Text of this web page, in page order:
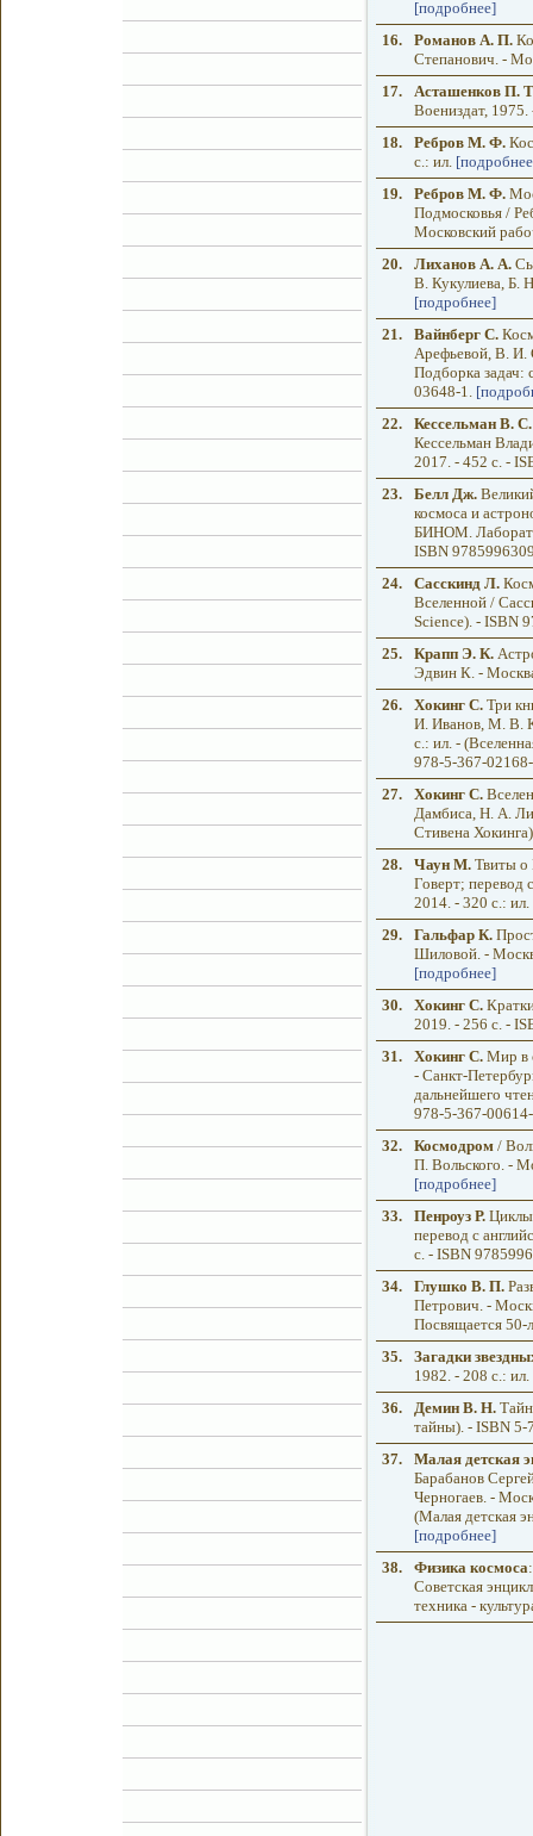
[подробнее]
16.
Романов А. П.
Степанович. -
17.
Асташенков П.
Воениздат,
18.
Ребров М. Ф.
с.: ил.
19.
Ребров М. Ф.
Подмосковья /
Московский
20.
Лиханов А. А.
В. Кукулиева, Б.
[подробнее]
21.
Вайнберг С.
Арефьевой, В. И.
Подборка задач:
03648-1.
22.
Кессельман В. С.
Кессельман
2017. - 452 с. -
23.
Белл Дж.
космоса и
БИНОМ.
ISBN
24.
Сасскинд Л.
Вселенной /
Science). - ISBN
25.
Крапп Э. К.
Эдвин К. -
26.
Хокинг С.Три
И. Иванов, М. В.
с.: ил. -
978-5-367-
27.
Хокинг С.
Дамбиса, Н. А.
Стивена
28.
Чаун М.Твиты о
Говерт; перевод
2014. - 320 с.:
29.
Гальфар К.
Шиловой. -
[подробнее]
30.
Хокинг С.
2019. - 256 с. -
31.
Хокинг С.Мир в
- Санкт-
дальнейшего
978-5-367-
32.
Космодром/
П. Вольского. -
[подробнее]
33.
Пенроуз Р.Циклы
перевод с
с. - ISBN
34.
Глушко В. П.
Петрович. -
Посвящается
35.
Загадки
1982. - 208 с.:
36.
Демин В. Н.
тайны). - ISBN
37.
Малая детская
Барабанов
Черногаев. -
(Малая детская
[подробнее]
38.
Физика космоса
Советская
техника -